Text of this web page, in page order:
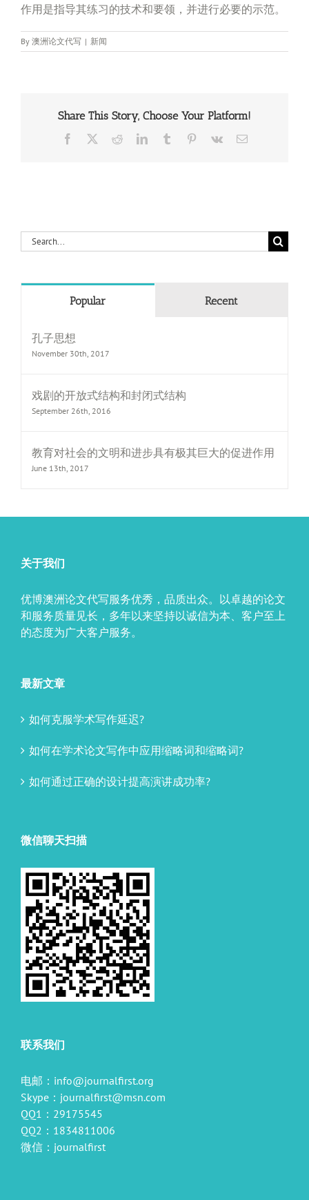
作用是指导其练习的技术和要领，并进行必要的示范。
By 澳洲论文代写 | 新闻
Share This Story, Choose Your Platform!
Facebook RedditLinkedInTumblr Pinterest
Vk Email
Search
for:
Popular Recent
孔子思想
November 30th, 2017
戏剧的开放式结构和封闭式结构
September 26th, 2016
教育对社会的文明和进步具有极其巨大的促进作用
June 13th, 2017
关于我们
优博澳洲论文代写服务优秀，品质出众。以卓越的论文
和服务质量见长，多年以来坚持以诚信为本、客户至上
的态度为广大客户服务。
最新文章
如何克服学术写作延迟?
如何在学术论文写作中应用缩略词和缩略词?
如何通过正确的设计提高演讲成功率?
微信聊天扫描
联系我们
电邮： info@journalfirst.org
Skype： journalfirst@msn.com
QQ1：29175545
QQ2：1834811006
微信：journalfirst